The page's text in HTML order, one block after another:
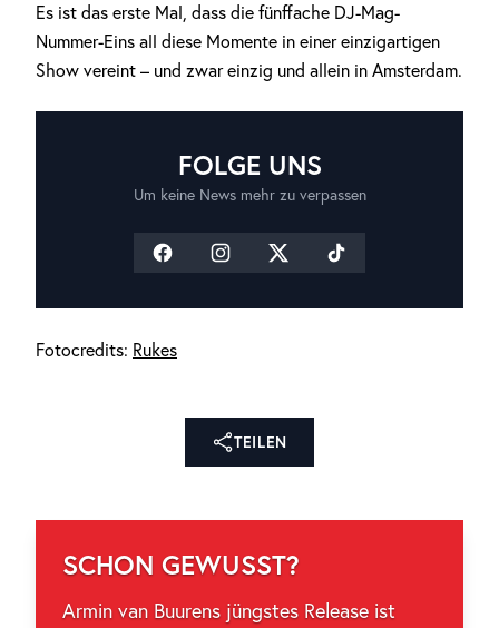
Es ist das erste Mal, dass die fünffache DJ-Mag-
Nummer-Eins all diese Momente in einer einzigartigen
Show vereint – und zwar einzig und allein in Amsterdam.
FOLGE UNS
Um keine News mehr zu verpassen
Fotocredits: Rukes
TEILEN
SCHON GEWUSST?
Armin van Buurens jüngstes Release ist